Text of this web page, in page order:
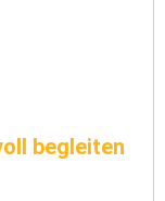
begleiten